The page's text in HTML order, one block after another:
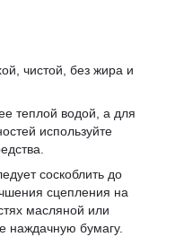
чистой, без жира и
теплой водой, а для
используйте
соскоблить до
сцепления на
масляной или
наждачную бумагу.